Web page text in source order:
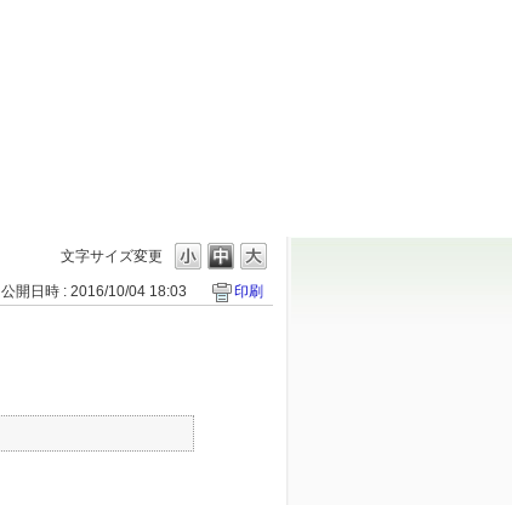
文字サイズ変更
公開日時 : 2016/10/04 18:03 印刷